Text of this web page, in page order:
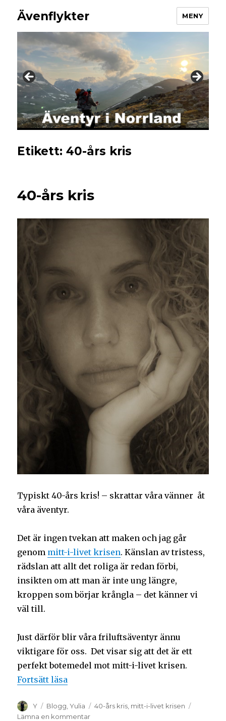
Ävenflykter MENY
Etikett:40-års kris
40-års kris
Typiskt 40-års kris! – skrattar våra vänner åt
våra äventyr.
Det är ingen tvekan att maken och jag går
genom mitt-i-livet krisen. Känslan av tristess,
rädslan att allt det roliga är redan förbi,
insikten om att man är inte ung längre,
kroppen som börjar krångla – det känner vi
väl till.
Just därför blir våra friluftsäventyr ännu
viktigare för oss. Det visar sig att det är ett
perfekt botemedel mot mitt-i-livet krisen.
Fortsätt läsa
Y Blogg ,Yulia 40-års kris mitt-i-livet krisen
Lämna en kommentar